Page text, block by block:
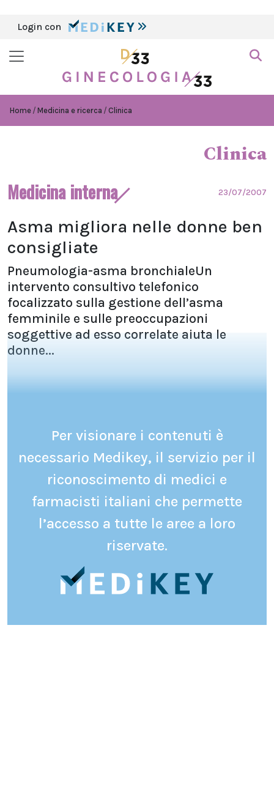
Login con
Home Medicina e ricerca Clinica
Clinica
Medicina interna 23/07/2007
Asma migliora nelle donne ben
consigliate
Pneumologia-asma bronchialeUn
intervento consultivo telefonico
focalizzato sulla gestione dell’asma
femminile e sulle preoccupazioni
soggettive ad esso correlate aiuta le
donne...
Per visionare i contenuti è
necessario Medikey, il servizio per il
riconoscimento di medici e
farmacisti italiani che permette
l’accesso a tutte le aree a loro
riservate.